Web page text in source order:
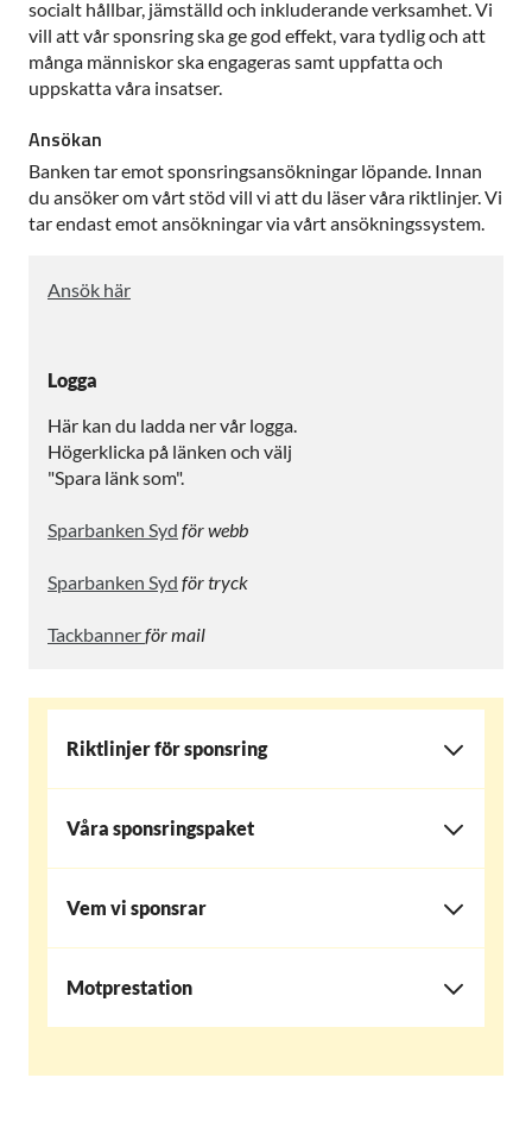
socialt hållbar, jämställd och inkluderande verksamhet. Vi
vill att vår sponsring ska ge god effekt, vara tydlig och att
många människor ska engageras samt uppfatta och
uppskatta våra insatser.
Ansökan
Banken tar emot sponsringsansökningar löpande. Innan
du ansöker om vårt stöd vill vi att du läser våra riktlinjer. Vi
tar endast emot ansökningar via vårt ansökningssystem.
Ansök här
Logga
Här kan du ladda ner vår logga.
Högerklicka på länken och välj
"Spara länk som".
Sparbanken Syd för webb
Sparbanken Syd för tryck
Tackbannerför mail
Riktlinjer för sponsring
Våra sponsringspaket
Vem vi sponsrar
Motprestation